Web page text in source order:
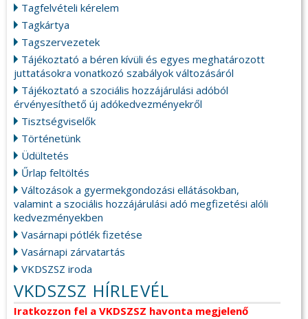
Tagfelvételi kérelem
Tagkártya
Tagszervezetek
Tájékoztató a béren kívüli és egyes meghatározott
juttatásokra vonatkozó szabályok változásáról
Tájékoztató a szociális hozzájárulási adóból
érvényesíthető új adókedvezményekről
Tisztségviselők
Történetünk
Üdültetés
Űrlap feltöltés
Változások a gyermekgondozási ellátásokban,
valamint a szociális hozzájárulási adó megfizetési alóli
kedvezményekben
Vasárnapi pótlék fizetése
Vasárnapi zárvatartás
VKDSZSZ iroda
VKDSZSZ HÍRLEVÉL
Iratkozzon fel a VKDSZSZ havonta megjelenő